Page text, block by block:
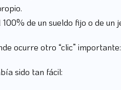
de un sueldo fijo o de un
ocurre otro “clic”
sido tan fácil: